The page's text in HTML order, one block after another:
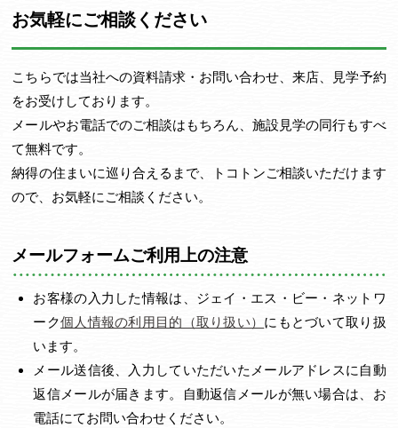
お気軽にご相談ください
こちらでは当社への資料請求・お問い合わせ、来店、見学予約
をお受けしております。
メールやお電話でのご相談はもちろん、施設見学の同行もすべ
て無料です。
納得の住まいに巡り合えるまで、トコトンご相談いただけます
ので、お気軽にご相談ください。
メールフォームご利用上の注意
お客様の入力した情報は、ジェイ・エス・ビー・ネットワ
ーク個人情報の利用目的（取り扱い） にもとづいて取り扱
います。
メール送信後、入力していただいたメールアドレスに自動
返信メールが届きます。自動返信メールが無い場合は、お
電話にてお問い合わせください。